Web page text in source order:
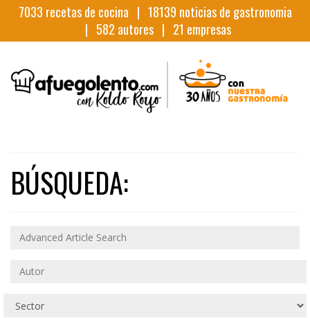
7033 recetas de cocina | 18139 noticias de gastronomia
| 582 autores | 21 empresas
BÚSQUEDA: